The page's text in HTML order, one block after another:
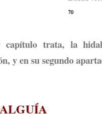
trata, la
y en su segundo